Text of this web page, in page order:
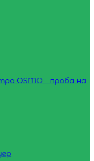
OSMO - проба на